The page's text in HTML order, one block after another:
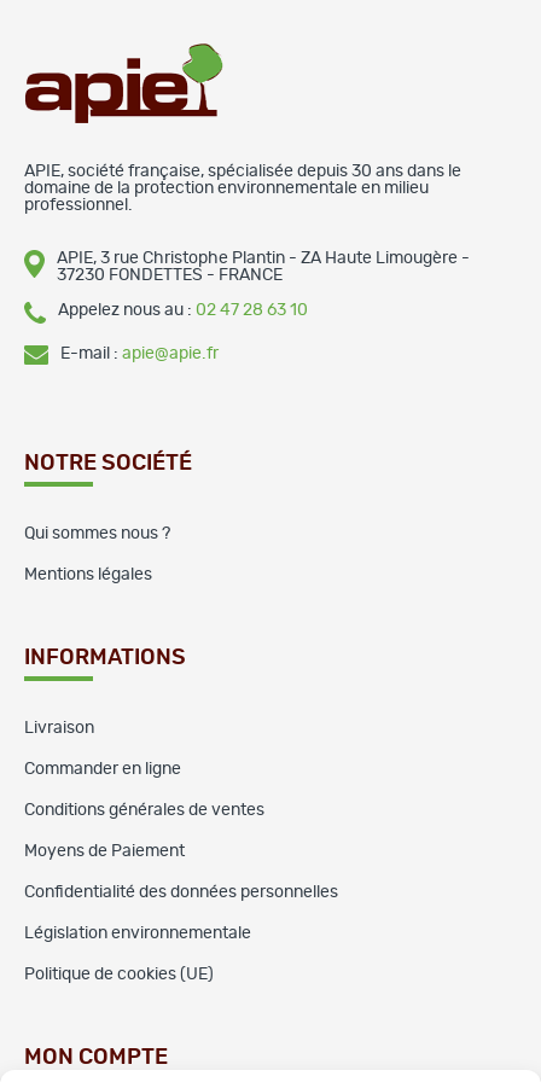
APIE, société française, spécialisée depuis 30 ans dans le
domaine de la protection environnementale en milieu
professionnel.
APIE, 3 rue Christophe Plantin - ZA Haute Limougère -
37230 FONDETTES - FRANCE
Appelez nous au : 02 47 28 63 10
E-mail : apie@apie.fr
NOTRE SOCIÉTÉ
Qui sommes nous ?
Mentions légales
INFORMATIONS
Livraison
Commander en ligne
Conditions générales de ventes
Moyens de Paiement
Confidentialité des données personnelles
Législation environnementale
Politique de cookies (UE)
MON COMPTE